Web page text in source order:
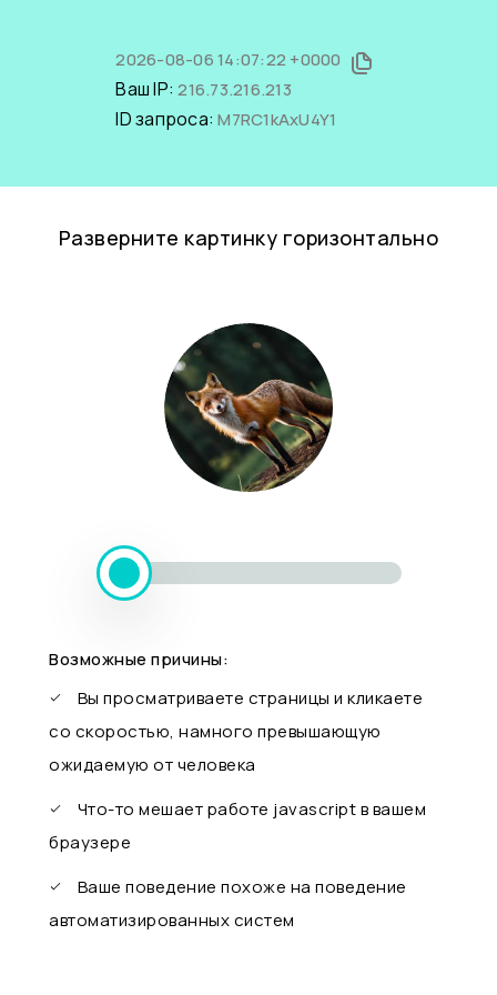
2026-08-06 14:07:22 +0000
Ваш IP:216.73.216.213
ID запроса:M7RC1kAxU4Y1
Разверните картинку горизонтально
Возможные причины:
Вы просматриваете страницы и кликаете
со скоростью, намного превышающую
ожидаемую от человека
Что-то мешает работе javascript в вашем
браузере
Ваше поведение похоже на поведение
автоматизированных систем